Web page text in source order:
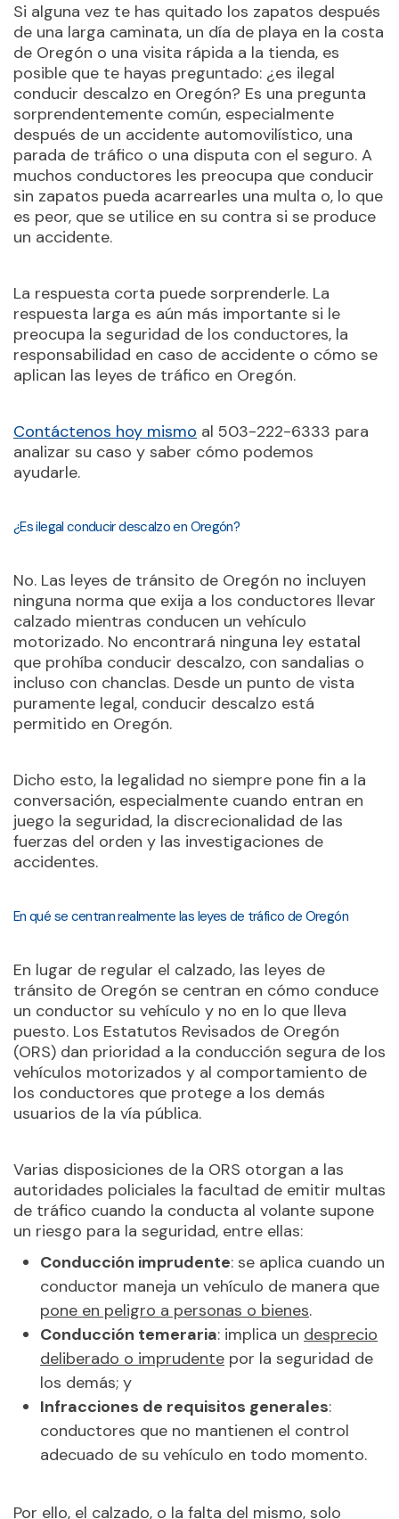
Si alguna vez te has quitado los zapatos después
de una larga caminata, un día de playa en la costa
de Oregón o una visita rápida a la tienda, es
posible que te hayas preguntado: ¿es ilegal
conducir descalzo en Oregón? Es una pregunta
sorprendentemente común, especialmente
después de un accidente automovilístico, una
parada de tráfico o una disputa con el seguro. A
muchos conductores les preocupa que conducir
sin zapatos pueda acarrearles una multa o, lo que
es peor, que se utilice en su contra si se produce
un accidente.
La respuesta corta puede sorprenderle. La
respuesta larga es aún más importante si le
preocupa la seguridad de los conductores, la
responsabilidad en caso de accidente o cómo se
aplican las leyes de tráfico en Oregón.
Contáctenos hoy mismo al 503-222-6333 para
analizar su caso y saber cómo podemos
ayudarle.
¿Es ilegal conducir descalzo en Oregón?
No. Las leyes de tránsito de Oregón no incluyen
ninguna norma que exija a los conductores llevar
calzado mientras conducen un vehículo
motorizado. No encontrará ninguna ley estatal
que prohíba conducir descalzo, con sandalias o
incluso con chanclas. Desde un punto de vista
puramente legal, conducir descalzo está
permitido en Oregón.
Dicho esto, la legalidad no siempre pone fin a la
conversación, especialmente cuando entran en
juego la seguridad, la discrecionalidad de las
fuerzas del orden y las investigaciones de
accidentes.
En qué se centran realmente las leyes de tráfico de Oregón
En lugar de regular el calzado, las leyes de
tránsito de Oregón se centran en cómo conduce
un conductor su vehículo y no en lo que lleva
puesto. Los Estatutos Revisados de Oregón
(ORS) dan prioridad a la conducción segura de los
vehículos motorizados y al comportamiento de
los conductores que protege a los demás
usuarios de la vía pública.
Varias disposiciones de la ORS otorgan a las
autoridades policiales la facultad de emitir multas
de tráfico cuando la conducta al volante supone
un riesgo para la seguridad, entre ellas:
Conducción imprudente: se aplica cuando un
conductor maneja un vehículo de manera que
pone en peligro a personas o bienes.
Conducción temeraria: implica un desprecio
deliberado o imprudente por la seguridad de
los demás; y
Infracciones de requisitos generales:
conductores que no mantienen el control
adecuado de su vehículo en todo momento.
Por ello, el calzado, o la falta del mismo, solo